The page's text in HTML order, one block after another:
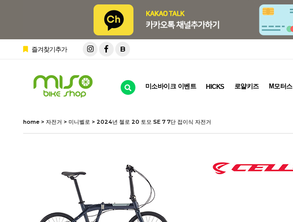
즐겨찾기추가 B
미소바이크 이벤트 HICKS 로얄키즈 M모터스
home > 자전거 > 미니벨로 > 2024년 첼로 20 토모 SE 7 7단 접이식 자전거